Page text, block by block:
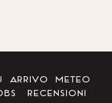
ARRIVO
METEO
RECENSIONI